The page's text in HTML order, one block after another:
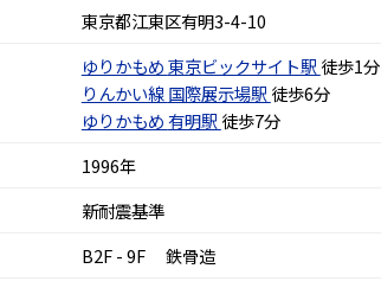
東京都江東区有明3-4-10
ゆりかもめ東京ビックサイト駅 徒歩1分
りんかい線国際展示場駅 徒歩6分
ゆりかもめ有明駅 徒歩7分
1996年
新耐震基準
B2F - 9F 鉄骨造